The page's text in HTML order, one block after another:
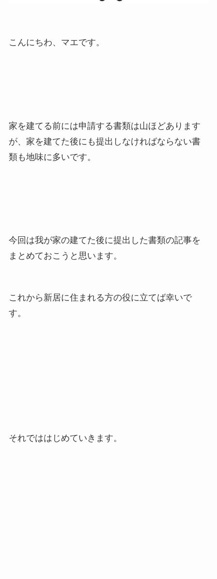
こんにちわ、マエです。
家を建てる前には申請する書類は山ほどあります
が、家を建てた後にも提出しなければならない書
類も地味に多いです。
今回は我が家の建てた後に提出した書類の記事を
まとめておこうと思います。
これから新居に住まれる方の役に立てば幸いで
す。
それでははじめていきます。